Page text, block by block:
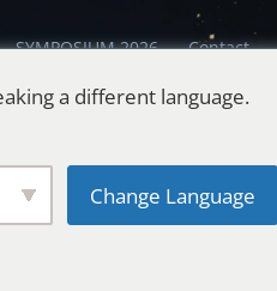
SYMPOSIUM 2026 Contact
a different language.
Change Language